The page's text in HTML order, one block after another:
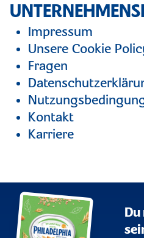
Impressum
Unsere Cookie
Fragen
Kontakt
Karriere